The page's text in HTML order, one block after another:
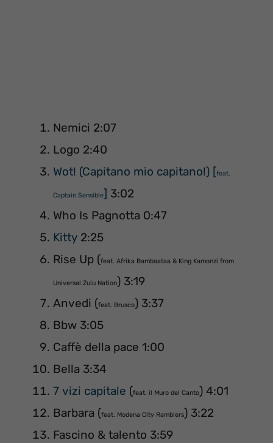
Nemici 2:07
Logo 2:40
Wot! (Capitano mio capitano!) [feat.
Captain Sensible] 3:02
Who Is Pagnotta 0:47
Kitty 2:25
Rise Up (feat. Afrika Bambaataa & King Kamonzi from
Universal Zulu Nation) 3:19
Anvedi (feat. Brusco) 3:37
Bbw 3:05
Caffè della pace 1:00
Bella 3:34
7 vizi capitale (feat. il Muro del Canto) 4:01
Barbara (feat. Modena City Ramblers) 3:22
Fascino & talento 3:59